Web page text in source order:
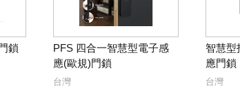
鎖
PFS 四合一智慧型電子感
應(歐規)門鎖
台灣
智慧型
應門鎖
台灣